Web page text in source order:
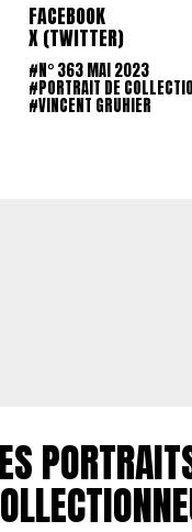
FACEBOOK
X (TWITTER)
#N° 363 MAI 2023
#PORTRAIT DE
#VINCENT GRUHIER